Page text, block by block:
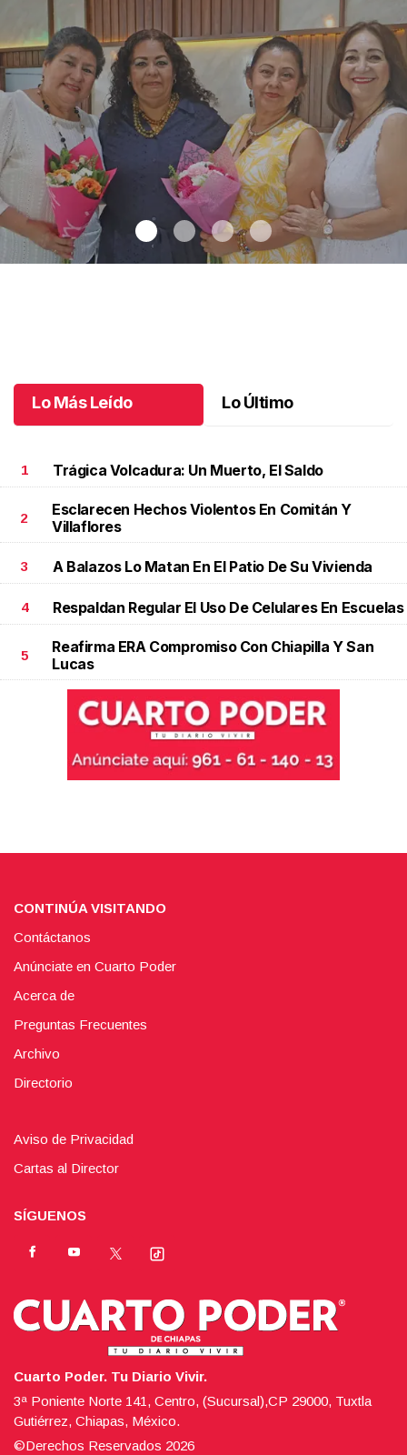
Lo Más Leído Lo Último
1 Trágica Volcadura: Un Muerto, El Saldo
2
Esclarecen Hechos Violentos En Comitán Y
Villaflores
3 A Balazos Lo Matan En El Patio De Su Vivienda
4 Respaldan Regular El Uso De Celulares En Escuelas
5
Reafirma ERA Compromiso Con Chiapilla Y San
Lucas
CONTINÚA VISITANDO
Contáctanos
Anúnciate en Cuarto Poder
Acerca de
Preguntas Frecuentes
Archivo
Directorio
Aviso de Privacidad
Cartas al Director
SÍGUENOS
Cuarto Poder. Tu Diario Vivir.
3ª Poniente Norte 141, Centro, (Sucursal),CP 29000, Tuxtla
Gutiérrez, Chiapas, México.
©Derechos Reservados 2026